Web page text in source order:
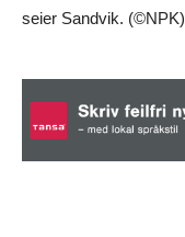
seier Sandvik. (©NPK)